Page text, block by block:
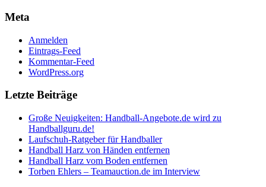
Meta
Anmelden
Eintrags-Feed
Kommentar-Feed
WordPress.org
Letzte Beiträge
Große Neuigkeiten: Handball-Angebote.de wird zu
Handballguru.de!
Laufschuh-Ratgeber für Handballer
Handball Harz von Händen entfernen
Handball Harz vom Boden entfernen
Torben Ehlers – Teamauction.de im Interview